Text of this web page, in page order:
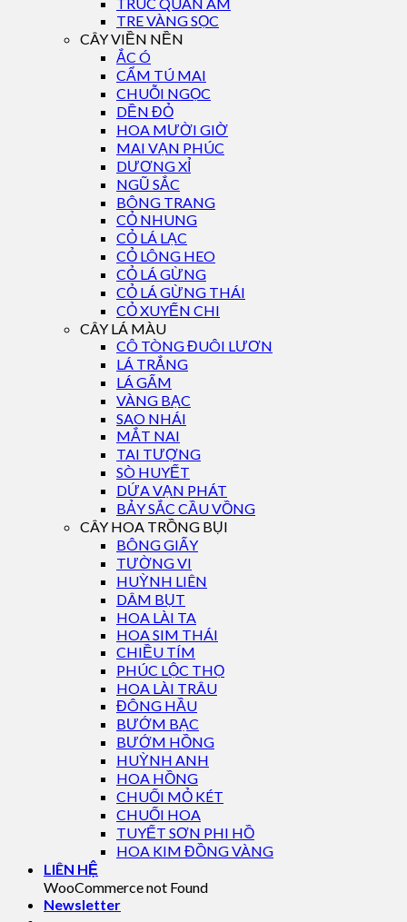
TRE VÀNG SỌC
CÂY VIỀN NỀN
ẮC Ó
CẨM TÚ MAI
CHUỖI NGỌC
DỀN ĐỎ
HOA MƯỜI GIỜ
MAI VẠN PHÚC
DƯƠNG XỈ
NGŨ SẮC
BÔNG TRANG
CỎ NHUNG
CỎ LÁ LẠC
CỎ LÔNG HEO
CỎ LÁ GỪNG
CỎ LÁ GỪNG THÁI
CỎ XUYẾN CHI
CÂY LÁ MÀU
CÔ TÒNG ĐUÔI LƯƠN
LÁ TRẮNG
LÁ GẤM
VÀNG BẠC
SAO NHÁI
MẮT NAI
TAI TƯỢNG
SÒ HUYẾT
DỨA VẠN PHÁT
BẢY SẮC CẦU VỒNG
CÂY HOA TRỒNG BỤI
BÔNG GIẤY
TƯỜNG VI
HUỲNH LIÊN
DÂM BỤT
HOA LÀI TA
HOA SIM THÁI
CHIỀU TÍM
PHÚC LỘC THỌ
HOA LÀI TRÂU
ĐÔNG HẦU
BƯỚM BẠC
BƯỚM HỒNG
HUỲNH ANH
HOA HỒNG
CHUỐI MỎ KÉT
CHUỐI HOA
TUYẾT SƠN PHI HỒ
HOA KIM ĐỒNG VÀNG
LIÊN HỆ
WooCommerce not Found
Newsletter